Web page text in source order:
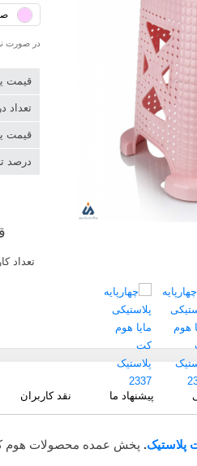
در صورت
قیمت
تعداد
قیمت
درصد
تعداد
پیشنهاد ما نقد کاربران
پلاستیک. پخش عمده محصولات هوم